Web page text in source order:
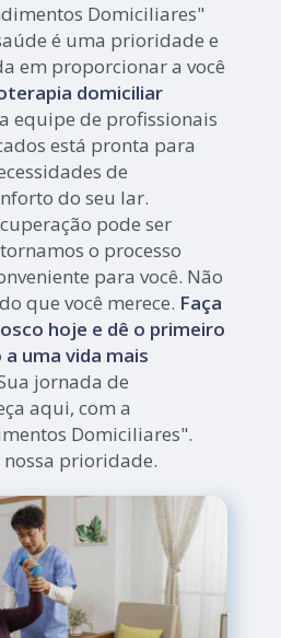
Domiciliares"
é uma prioridade e
em proporcionar a você
domiciliar
equipe de profissionais
está pronta para
de
do seu lar.
pode ser
o processo
para você. Não
que você merece. Faça
hoje e dê o primeiro
uma vida mais
jornada de
aqui, com a
Domiciliares".
nossa prioridade.